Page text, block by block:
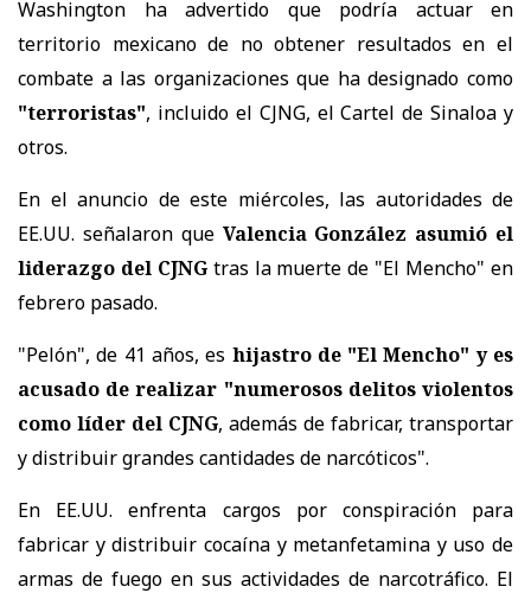
Washington ha advertido que podría actuar en
territorio mexicano de no obtener resultados en el
combate a las organizaciones que ha designado como
"terroristas", incluido el CJNG, el Cartel de Sinaloa y
otros.
En el anuncio de este miércoles, las autoridades de
EE.UU. señalaron queValencia González asumió el
liderazgo del CJNGtras la muerte de "El Mencho" en
febrero pasado.
"Pelón", de 41 años, es hijastro de "El Mencho" y es
acusado de realizar "numerosos delitos violentos
como líder del CJNG, además de fabricar, transportar
y distribuir grandes cantidades de narcóticos".
En EE.UU. enfrenta cargos por conspiración para
fabricar y distribuir cocaína y metanfetamina y uso de
armas de fuego en sus actividades de narcotráfico. El